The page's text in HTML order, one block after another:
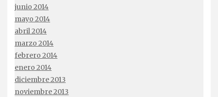
junio 2014
mayo 2014
abril 2014
marzo 2014
febrero 2014
enero 2014
diciembre 2013
noviembre 2013